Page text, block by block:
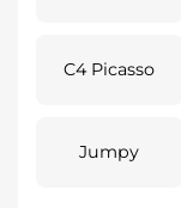
C4 Picasso
Jumpy